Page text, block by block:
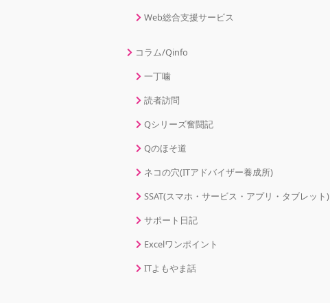
Web総合支援サービス
コラム/Qinfo
一丁噛
読者訪問
Qシリーズ奮闘記
Qのほそ道
ネコの穴(ITアドバイザー養成所)
SSAT(スマホ・サービス・アプリ・タブレット)
サポート日記
Excelワンポイント
ITよもやま話